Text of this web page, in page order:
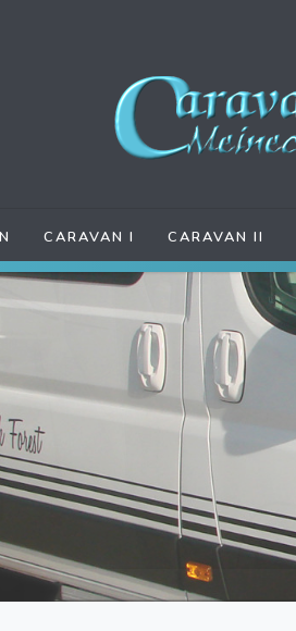
CARAVAN I CARAVAN II